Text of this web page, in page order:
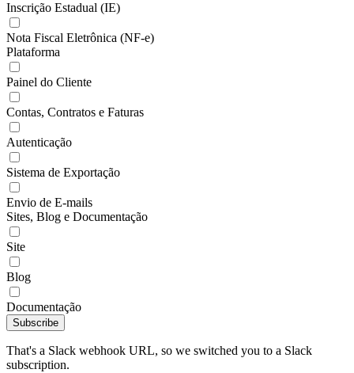
Inscrição Estadual (IE)
Nota Fiscal Eletrônica (NF-e)
Plataforma
Painel do Cliente
Contas, Contratos e Faturas
Autenticação
Sistema de Exportação
Envio de E-mails
Sites, Blog e Documentação
Site
Blog
Documentação
Subscribe
That's a Slack webhook URL, so we switched you to a Slack
subscription.